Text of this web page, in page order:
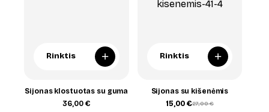
Rinktis +
Sijonas klostuotas su guma
36,00 €
Rinktis +
Sijonas su kišenėmis
27,00€
Original
15,00 €Current